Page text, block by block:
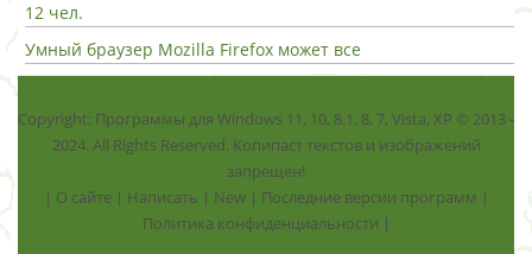
12 чел.
Умный браузер Mozilla Firefox может все
Copyright: Программы для Windows 11, 10, 8.1, 8, 7, Vista, ХР © 2013 -
2024. All Rights Reserved. Копипаст текстов и изображений
запрещен!
| О сайте| Написать | New| Последние версии программ |
Политика конфиденциальности |